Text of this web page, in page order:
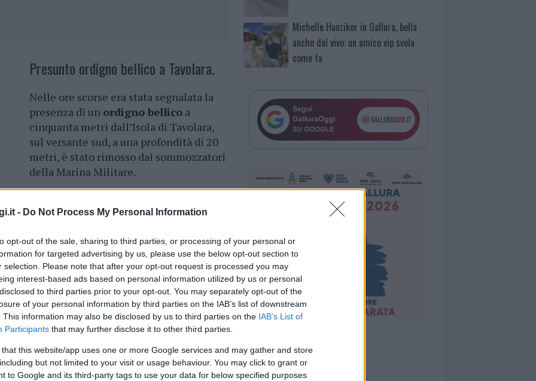
- Do Not Process My Personal Information
opt-out of the sale, sharing to third parties, or processing of your personal or
for targeted advertising by us, please use the below opt-out section to
selection. Please note that after your opt-out request is processed you may
interest-based ads based on personal information utilized by us or personal
to third parties prior to your opt-out. You may separately opt-out of the
of your personal information by third parties on the IAB’s list of downstream
This information may also be disclosed by us to third parties on the IAB’s List of
Participants that may further disclose it to other third parties.
that this website/app uses one or more Google services and may gather and store
but not limited to your visit or usage behaviour. You may click to grant or
to Google and its third-party tags to use your data for below specified purposes
Presunto ordigno bellico a Tavolara.
Nelle ore scorse era stata segnalata la
presenza di un ordigno bellico a
cinquanta metri dall’Isola di Tavolara,
sul versante sud, a una profondità di 20
metri, è stato rimosso dai sommozzatori
della Marina Militare.
Prefettura di Sassari, l’area è stata
40°53’894’’ N – Long. 009° 42’561’’ E,
necessarie.
cliccandoqui
Michelle Hunziker in Gallura, bella
anche dal vivo: un amico vip svela
come fa